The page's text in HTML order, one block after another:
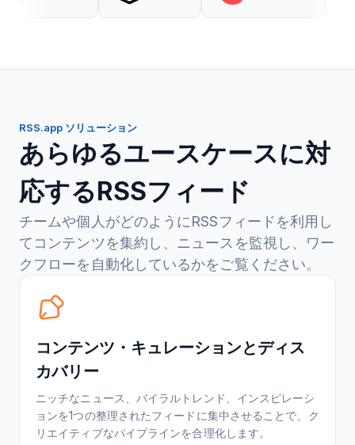
RSS.app ソリューション
あらゆるユースケースに対
応するRSSフィード
チームや個人がどのようにRSSフィードを利用し
てコンテンツを集約し、ニュースを監視し、ワー
クフローを自動化しているかをご覧ください。
コンテンツ・キュレーションとディス
カバリー
ニッチなニュース、バイラルトレンド、インスピレーシ
ョンを1つの整理されたフィードに集中させることで、ク
リエイティブなパイプラインを合理化します。